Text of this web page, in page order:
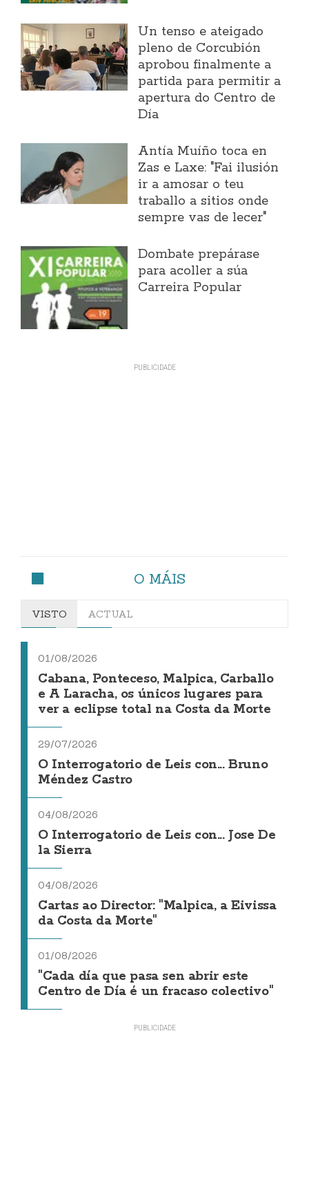
Un tenso e ateigado
pleno de Corcubión
aprobou finalmente a
partida para permitir a
apertura do Centro de
Día
Antía Muíño toca en
Zas e Laxe: "Fai ilusión
ir a amosar o teu
traballo a sitios onde
sempre vas de lecer"
Dombate prepárase
para acoller a súa
Carreira Popular
O MÁIS
VISTO ACTUAL
01/08/2026
Cabana, Ponteceso, Malpica, Carballo
e A Laracha, os únicos lugares para
ver a eclipse total na Costa da Morte
29/07/2026
O Interrogatorio de Leis con... Bruno
Méndez Castro
04/08/2026
O Interrogatorio de Leis con... Jose De
la Sierra
04/08/2026
Cartas ao Director: "Malpica, a Eivissa
da Costa da Morte"
01/08/2026
"Cada día que pasa sen abrir este
Centro de Día é un fracaso colectivo"